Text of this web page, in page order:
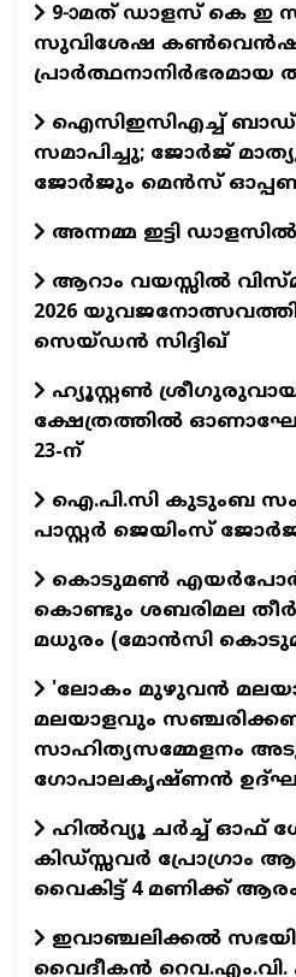
9-ാമത് ഡാളസ് കെ
സുവിശേഷ
പ്രാർത്ഥനാനിർഭരമായ
ഐസിഇസിഎച്ച്
സമാപിച്ചു; ജോർജ്
ജോർജും മെൻസ്
അന്നമ്മ ഇട്ടി
ആറാം വയസ്സിൽ
2026
സെയ്ഡൻ സിദ്ദിഖ്
ഹ്യൂസ്റ്റൺ
ക്ഷേത്രത്തിൽ
23-ന്
ഐ.പി.സി കുടുംബ
പാസ്റ്റർ ജെയിംസ്
കൊടുമൺ
കൊണ്ടും ശബരിമല
മധുരം (മോൻസി
'ലോകം മുഴുവൻ
മലയാളവും
സാഹിത്യസമ്മേളനം
ഗോപാലകൃഷ്ണൻ
ഹിൽവ്യൂ ചർച്ച് ഓഫ്
കിഡ്സ്സവർ പ്രോഗ്രാം
വൈകിട്ട് 4 മണിക്ക്
ഇവാഞ്ചലിക്കൽ
വൈദീകൻ റെവ.എം.വി.